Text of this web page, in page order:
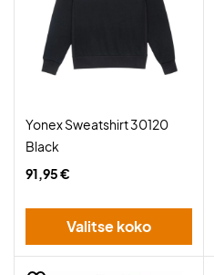
Yonex Sweatshirt 30120
Black
91,95 €
Valitse koko